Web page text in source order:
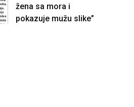
žena sa mora i
pokazuje mužu slike”